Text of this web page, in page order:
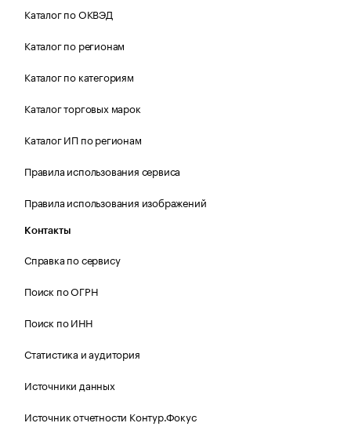
Каталог по ОКВЭД
Каталог по регионам
Каталог по категориям
Каталог торговых марок
Каталог ИП по регионам
Правила использования сервиса
Правила использования изображений
Контакты
Справка по сервису
Поиск по ОГРН
Поиск по ИНН
Статистика и аудитория
Источники данных
Источник отчетности Контур.Фокус